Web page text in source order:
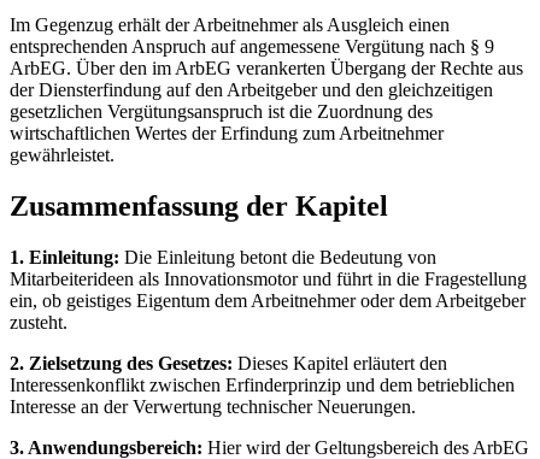
Im Gegenzug erhält der Arbeitnehmer als Ausgleich einen
entsprechenden Anspruch auf angemessene Vergütung nach § 9
ArbEG. Über den im ArbEG verankerten Übergang der Rechte aus
der Diensterfindung auf den Arbeitgeber und den gleichzeitigen
gesetzlichen Vergütungsanspruch ist die Zuordnung des
wirtschaftlichen Wertes der Erfindung zum Arbeitnehmer
gewährleistet.
Zusammenfassung der Kapitel
1. Einleitung: Die Einleitung betont die Bedeutung von
Mitarbeiterideen als Innovationsmotor und führt in die Fragestellung
ein, ob geistiges Eigentum dem Arbeitnehmer oder dem Arbeitgeber
zusteht.
2. Zielsetzung des Gesetzes: Dieses Kapitel erläutert den
Interessenkonflikt zwischen Erfinderprinzip und dem betrieblichen
Interesse an der Verwertung technischer Neuerungen.
3. Anwendungsbereich: Hier wird der Geltungsbereich des ArbEG